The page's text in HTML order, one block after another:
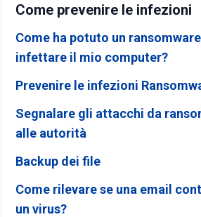
Come prevenire le infezioni
Come ha potuto un ransomware
infettare il mio computer?
Prevenire le infezioni
Segnalare gli attacchi da
alle autorità
Backup dei file
Come rilevare se una email
un virus?